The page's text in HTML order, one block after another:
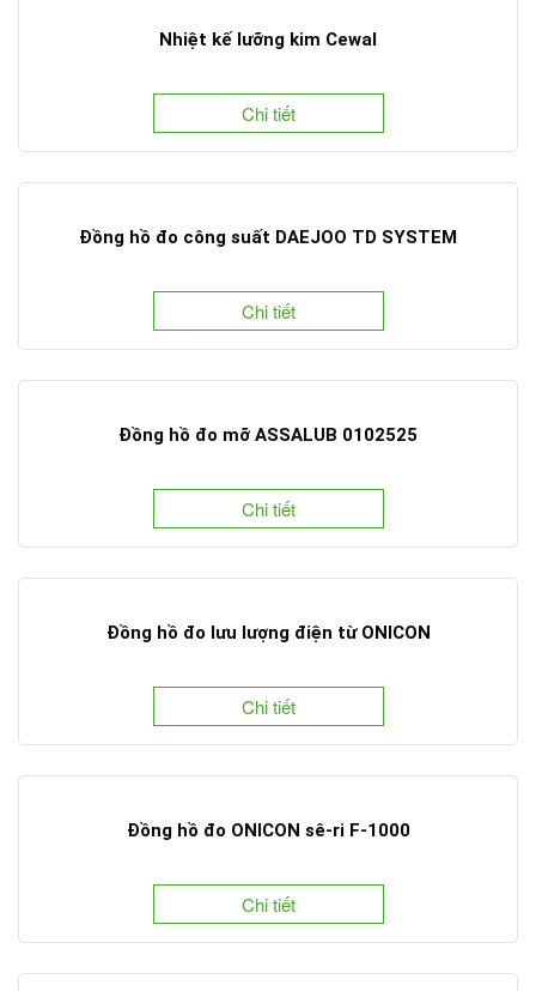
Nhiệt kế lưỡng kim Cewal
Chi tiết
Đồng hồ đo công suất DAEJOO TD SYSTEM
Chi tiết
Đồng hồ đo mỡ ASSALUB 0102525
Chi tiết
Đồng hồ đo lưu lượng điện từ ONICON
Chi tiết
Đồng hồ đo ONICON sê-ri F-1000
Chi tiết